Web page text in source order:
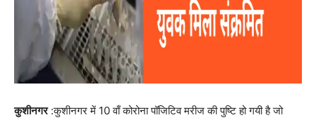
कुशीनगर:कुशीनगर में 10 वाँ कोरोना पॉजिटिव मरीज की पुष्टि हो गयी है जो